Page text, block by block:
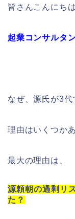
皆さんこんにちは
起業コンサルタ
なぜ、源氏が3代
理由はいくつか
最大の理由は、
源頼朝の過剰リ
た？